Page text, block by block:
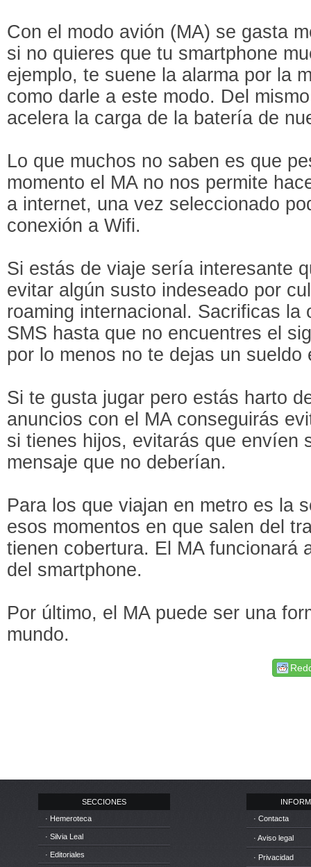
Con el modo avión (MA) se gasta
si no quieres que tu smartphone
ejemplo, te suene la alarma por la
como darle a este modo. Del
acelera la carga de la batería de
Lo que muchos no saben es que
momento el MA no nos permite
a internet, una vez seleccionado
conexión a Wifi.
Si estás de viaje sería interesante
evitar algún susto indeseado por
roaming internacional. Sacrificas la
SMS hasta que no encuentres el
por lo menos no te dejas un
Si te gusta jugar pero estás harto
anuncios con el MA conseguirás
si tienes hijos, evitarás que envíen
mensaje que no deberían.
Para los que viajan en metro es la
esos momentos en que salen del
tienen cobertura. El MA funcionará
del smartphone.
Por último, el MA puede ser una
mundo.
SECCIONES
· Hemeroteca
· Silvia Leal
· Editoriales
· Contacta
· Aviso legal
· Privacidad